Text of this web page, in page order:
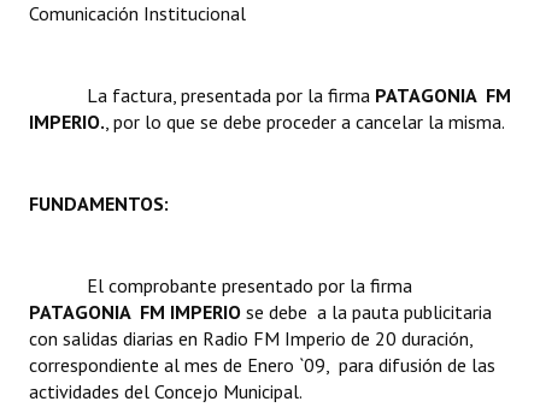
Digesto
DOCUMENTOS
Dictámenes Asesoría Letrada
Actas de Sesión
Informes de Unidad Coordinadora
Comunicación Institucional
La factura, presentada por la firma  PATAGONIA  FM
IMPERIO., por lo que se debe proceder a cancelar la misma.
FUNDAMENTOS:
El comprobante presentado por la firma
PATAGONIA  FM IMPERIO se debe a la pauta publicitaria
con salidas diarias en Radio FM Imperio de 20 duración,
correspondiente al mes de Enero `09, para difusión de las
actividades del Concejo Municipal.